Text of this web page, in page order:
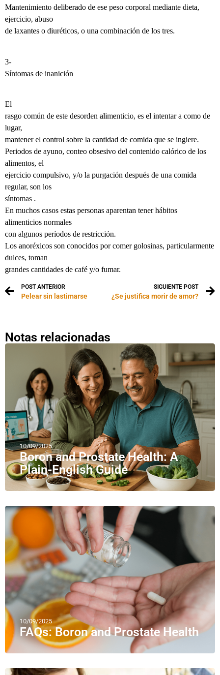
Mantenimiento deliberado de ese peso corporal mediante dieta,
ejercicio, abuso
de laxantes o diuréticos, o una combinación de los tres.
3-
Síntomas de inanición
El
rasgo común de este desorden alimenticio, es el intentar a como de
lugar,
mantener el control sobre la cantidad de comida que se ingiere.
Periodos de ayuno, conteo obsesivo del contenido calórico de los
alimentos, el
ejercicio compulsivo, y/o la purgación después de una comida
regular, son los
síntomas .
En muchos casos estas personas aparentan tener hábitos
alimenticios normales
con algunos períodos de restricción.
Los anoréxicos son conocidos por comer golosinas, particularmente
dulces, toman
grandes cantidades de café y/o fumar.
POST ANTERIOR
Pelear sin lastimarse
SIGUIENTE POST
¿Se justifica morir de amor?
Notas relacionadas
10/09/2025
Boron and Prostate Health: A
Plain-English Guide
10/09/2025
FAQs: Boron and Prostate Health